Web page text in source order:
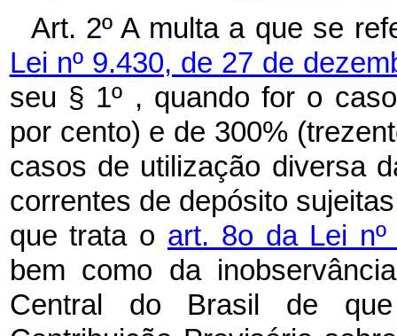
Art. 2º A multa a que se
Lei nº 9.430, de 27 de
seu § 1º , quando for o
por cento) e de 300%
casos de utilização diversa
correntes de depósito
que trata o art. 8o da Lei
bem como da
Central do Brasil de